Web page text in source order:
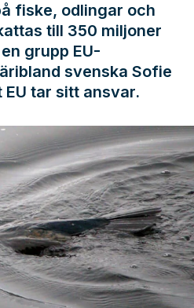
fiske, odlingar och
till 350 miljoner
grupp EU-
svenska Sofie
EU tar sitt ansvar.